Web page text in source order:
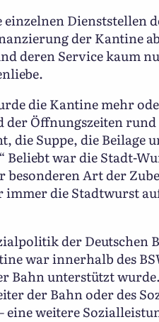
Dienststellen
der Kantine
deren Service kaum
die Kantine mehr
der Öffnungszeiten
Suppe, die Beilage
Beliebt war die Stadt-
Art der
die Stadtwurst
der Deutschen
war innerhalb des
Bahn unterstützt
der Bahn oder des
weitere